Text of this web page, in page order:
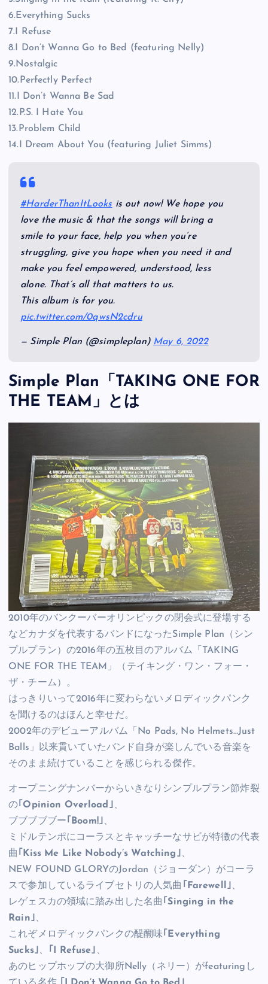
6.Everything Sucks
7.I Refuse
8.I Don’t Wanna Go to Bed (featuring Nelly)
9.Nostalgic
10.Perfectly Perfect
11.I Don’t Wanna Be Sad
12.P.S. I Hate You
13.Problem Child
14.I Dream About You (featuring Juliet Simms)
#HarderThanItLooks is out now! We hope you
love the music & that the songs will bring a
smile to your face, help you when you’re
struggling, give you hope when you need it and
make you feel empowered, understood, less
alone. That’s all that matters to us.
This album is for you.
pic.twitter.com/0qwsN2cdru
— Simple Plan (@simpleplan) May 6, 2022
Simple Plan「TAKING ONE FOR
THE TEAM」とは
2010年のバンクーバーオリンピックの閉会式に登場する
などカナダを代表するバンドになったSimple Plan（シン
プルプラン）の2016年の五枚目のアルバム「TAKING
ONE FOR THE TEAM」（テイキング・ワン・フォー・
ザ・チーム）。
はっきりいって2016年に変わらないメロディックパンク
を聞けるのはほんと幸せだ。
2002年のデビューアルバム「No Pads, No Helmets…Just
Balls」以来貫いていたバンド自身が楽しんでいる音楽を
そのまま続けていることを感じられる傑作。
オープニングナンバーからいきなりシンプルプラン節炸裂
の｢Opinion Overload｣ 、
ブブブブブー｢Boom!｣ 、
ミドルテンポにコーラスとキャッチーなサビが特徴の代表
曲 ｢Kiss Me Like Nobody’s Watching｣ 、
NEW FOUND GLORYのJordan（ジョーダン）がコーラ
スで参加しているライブセトリの人気曲 ｢Farewell｣ 、
レゲェスカの領域に踏み出した名曲 ｢Singing in the
Rain｣ 、
これぞメロディックパンクの醍醐味｢Everything
Sucks｣ 、 ｢I Refuse｣ 、
あのヒップホップの大御所Nelly（ネリー）がfeaturingし